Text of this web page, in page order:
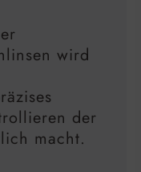
wird
der
macht.